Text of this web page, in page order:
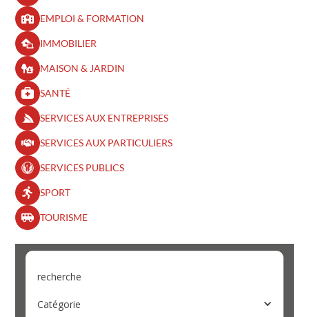
EMPLOI & FORMATION
IMMOBILIER
MAISON & JARDIN
SANTÉ
SERVICES AUX ENTREPRISES
SERVICES AUX PARTICULIERS
SERVICES PUBLICS
SPORT
TOURISME
recherche
Catégorie